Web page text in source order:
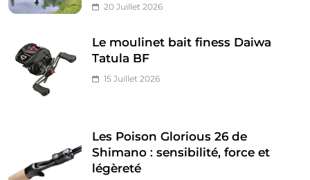
20 Juillet 2026
Le moulinet bait finess Daiwa
Tatula BF
15 Juillet 2026
Les Poison Glorious 26 de
Shimano : sensibilité, force et
légèreté